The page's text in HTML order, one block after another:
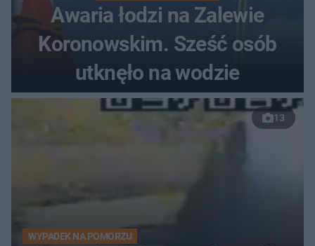
Awaria łodzi na Zalewie
Koronowskim. Sześć osób
utknęło na wodzie
13
WYPADEK NA POMORZU